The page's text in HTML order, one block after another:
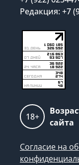
Редакция: +7
18+
сайта
Согласие на